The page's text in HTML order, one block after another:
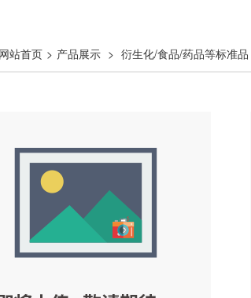
网站首页 > 产品展示 > 衍生化/食品/药品等标准品